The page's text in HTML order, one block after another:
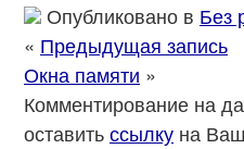
Опубликовано в Без
« Предыдущая запись
Окна памяти »
Комментирование на
оставитьссылку на